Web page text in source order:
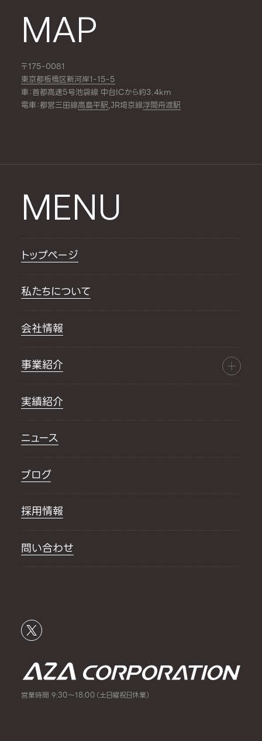
MAP
〒175-0081
東京都板橋区新河岸1-15-5
車：首都高速5号池袋線 中台ICから約3.4km
電車：都営三田線高島平駅,JR埼京線浮間舟渡駅
MENU
トップページ
私たちについて
会社情報
事業紹介
実績紹介
ニュース
ブログ
採用情報
問い合わせ
営業時間 9:30～18:00（土日曜祝日休業）